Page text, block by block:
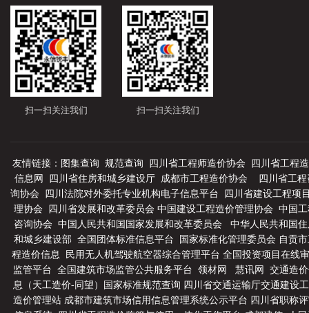
扫一扫关注我们 扫一扫关注我们
友情链接： 图集查询 规范查询 四川省工程师造价协会
四川省工程
信息网
四川省住房和城乡建设厅 成都市工程造价协会
四川省工程
询协会
四川法院对外委托专业机构电子信息平台
四川省建设工程项
理协会
四川省发展和改革委员会 中国建设工程造价管理协会 中国
咨询协会 中国人民共和国国家发展和改革委员会
中华人民共和国
和城乡建设部 全国团体标准信息平台 国家标准化管理委员会 自贡
程造价信息
民用无人机驾驶航空器综合管理平台 全国投资项目在线
监管平台 全国建筑市场监管公共服务平台 领材网 慧讯网
交通造
息（天工造价-同望）
国家标准规范查询 四川省交通运输厅交通建设
造价管理站 成都市建筑市场信用信息管理系统公示平台 四川省职称